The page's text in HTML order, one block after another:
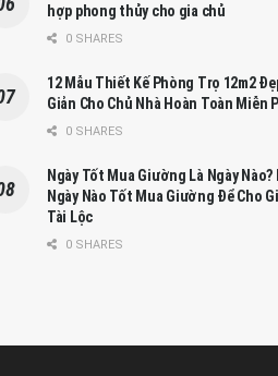
hợp phong thủy cho gia chủ
0 SHARES
12 Mẫu Thiết Kế Phòng Trọ 12m2
Giản Cho Chủ Nhà Hoàn Toàn Miễn
0 SHARES
Ngày Tốt Mua Giường Là Ngày Nào?
Ngày Nào Tốt Mua Giường Để Cho
Tài Lộc
0 SHARES